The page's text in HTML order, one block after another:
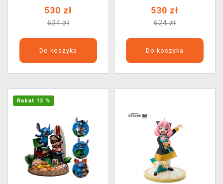
530 zł
624 zł
Do koszyka
530 zł
624 zł
Do koszyka
Rabat 13 %